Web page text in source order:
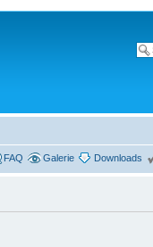
FAQ Galerie Downloads